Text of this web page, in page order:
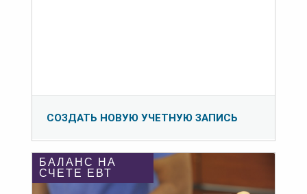
СОЗДАТЬ НОВУЮ УЧЕТНУЮ ЗАПИСЬ
БАЛАНС НА
СЧЕТЕ ЕВТ